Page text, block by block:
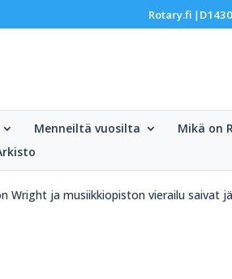
Rotary.fi|D1430
Menneiltä vuosilta Mikä on
Wright ja musiikkiopiston vierailu saivat